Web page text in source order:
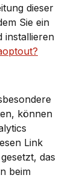
dieser
Sie ein
installieren
können
Link
das
beim